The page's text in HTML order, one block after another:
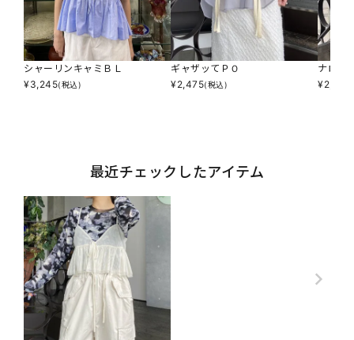
シャーリンキャミＢＬ
¥3,245(税込)
ギャザッてＰＯ
¥2,475(税込)
ナロー
¥2,596
最近チェックしたアイテム